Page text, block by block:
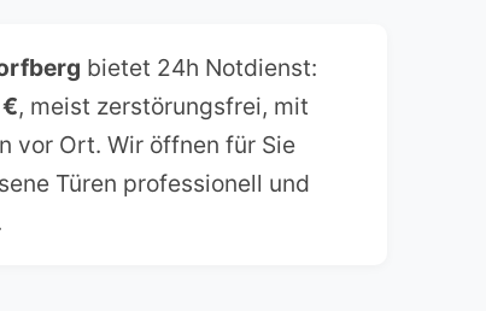
bietet 24h Notdienst:
, meist zerstörungsfrei, mit
vor Ort. Wir öffnen für Sie
Türen professionell und